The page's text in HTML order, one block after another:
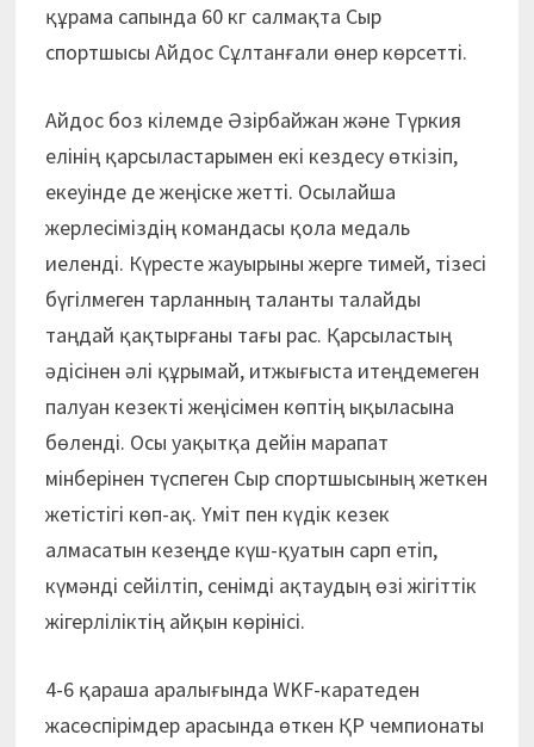
құрама сапында 60 кг салмақта Сыр
спортшысы Айдос Сұлтанғали өнер көрсетті.
Айдос боз кілемде Әзірбайжан және Түркия
елінің қарсыластарымен екі кездесу өткізіп,
екеуінде де жеңіске жетті. Осылайша
жерлесіміздің командасы қола медаль
иеленді. Күресте жауырыны жерге тимей, тізесі
бүгілмеген тарланның таланты талайды
таңдай қақтырғаны тағы рас. Қарсыластың
әдісінен әлі құрымай, итжығыста итеңдемеген
палуан кезекті жеңісімен көптің ықыласына
бөленді. Осы уақытқа дейін марапат
мінберінен түспеген Сыр спортшысының жеткен
жетістігі көп-ақ. Үміт пен күдік кезек
алмасатын кезеңде күш-қуатын сарп етіп,
күмәнді сейілтіп, сенімді ақтаудың өзі жігіттік
жігерліліктің айқын көрінісі.
4-6 қараша аралығында WKF-каратеден
жасөспірімдер арасында өткен ҚР чемпионаты